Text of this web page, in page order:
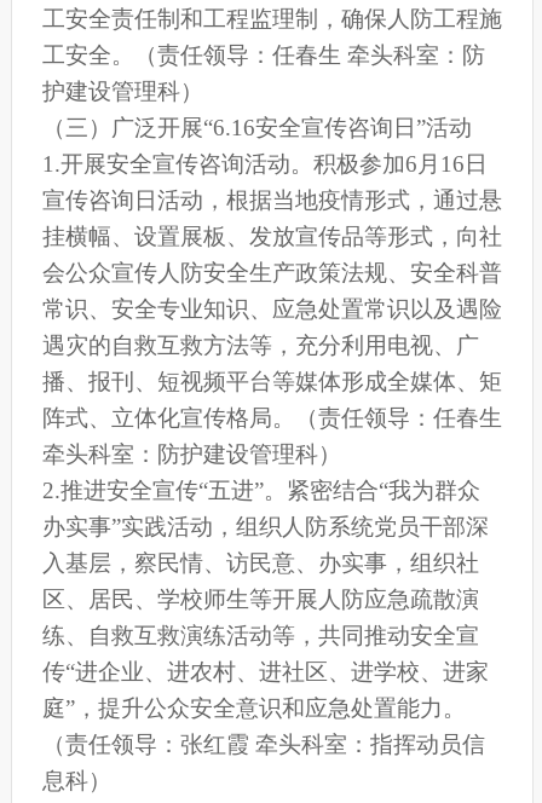
工安全责任制和工程监理制，确保人防工程施
工安全。（责任领导：任春生 牵头科室：防
护建设管理科）
（三）广泛开展“6.16安全宣传咨询日”活动
1.开展安全宣传咨询活动。积极参加6月16日
宣传咨询日活动，根据当地疫情形式，通过悬
挂横幅、设置展板、发放宣传品等形式，向社
会公众宣传人防安全生产政策法规、安全科普
常识、安全专业知识、应急处置常识以及遇险
遇灾的自救互救方法等，充分利用电视、广
播、报刊、短视频平台等媒体形成全媒体、矩
阵式、立体化宣传格局。（责任领导：任春生
牵头科室：防护建设管理科）
2.推进安全宣传“五进”。紧密结合“我为群众
办实事”实践活动，组织人防系统党员干部深
入基层，察民情、访民意、办实事，组织社
区、居民、学校师生等开展人防应急疏散演
练、自救互救演练活动等，共同推动安全宣
传“进企业、进农村、进社区、进学校、进家
庭”，提升公众安全意识和应急处置能力。
（责任领导：张红霞 牵头科室：指挥动员信
息科）